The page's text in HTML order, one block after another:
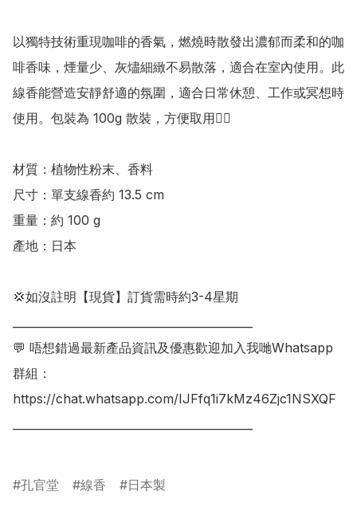
以獨特技術重現咖啡的香氣，燃燒時散發出濃郁而柔和的咖
啡香味，煙量少、灰燼細緻不易散落，適合在室內使用。此
線香能營造安靜舒適的氛圍，適合日常休憩、工作或冥想時
使用。包裝為 100g 散裝，方便取用👍🏻
材質：植物性粉末、香料
尺寸：單支線香約 13.5 cm
重量：約 100 g
產地：日本
💢如沒註明【現貨】訂貨需時約3-4星期
💬 唔想錯過最新產品資訊及優惠歡迎加入我哋Whatsapp
群組：
https://chat.whatsapp.com/IJFfq1i7kMz46Zjc1NSXQF
孔官堂 線香 日本製